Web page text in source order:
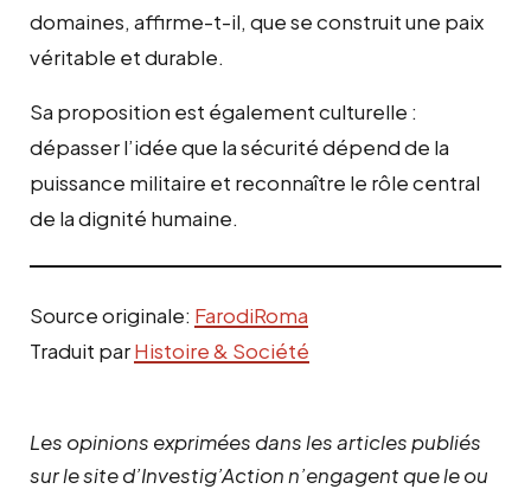
domaines, affirme-t-il, que se construit une paix
véritable et durable.
Sa proposition est également culturelle :
dépasser l’idée que la sécurité dépend de la
puissance militaire et reconnaître le rôle central
de la dignité humaine.
Source originale: FarodiRoma
Traduit parHistoire & Société
Les opinions exprimées dans les articles publiés
sur le site d’Investig’Action n’engagent que le ou